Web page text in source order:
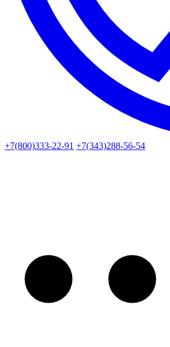
+7(800)333-22-91 +7(343)288-56-54